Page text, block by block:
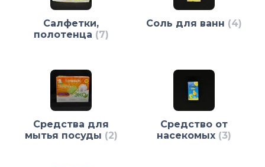
Салфетки,
полотенца (7)
Соль для ванн (4)
Средства для
мытья посуды (2)
Средство от
насекомых (3)